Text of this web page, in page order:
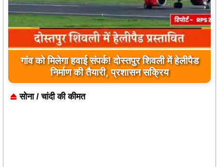
यूपी के बहराइच में बड़ा हादसा, कौड़ियाला नदी में नाव
पलटी, 17 लापता, एक का शव मिला
सोना / चांदी की कीमत